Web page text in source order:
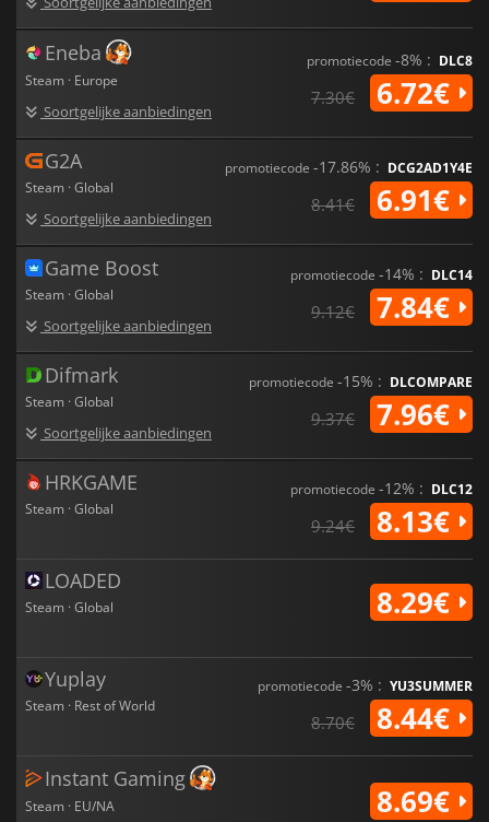
Eneba
Steam · Europe
Soortgelijke aanbiedingen
promotiecode -8% : DLC8
7.30€ 6.72€
G2A
Steam · Global
Soortgelijke aanbiedingen
promotiecode -17.86% : DCG2AD1Y4E
8.41€ 6.91€
Game Boost
Steam · Global
Soortgelijke aanbiedingen
promotiecode -14% : DLC14
9.12€ 7.84€
Difmark
Steam · Global
Soortgelijke aanbiedingen
promotiecode -15% : DLCOMPARE
9.37€ 7.96€
HRKGAME
Steam · Global
promotiecode -12% : DLC12
9.24€ 8.13€
LOADED
Steam · Global 8.29€
Yuplay
Steam · Rest of World
promotiecode -3% : YU3SUMMER
8.70€ 8.44€
Instant Gaming
Steam · EU/NA 8.69€